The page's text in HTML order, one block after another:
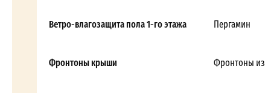
Ветро-влагозащита пола 1-го этажа Пергамин
Фронтоны крыши Фронтоны